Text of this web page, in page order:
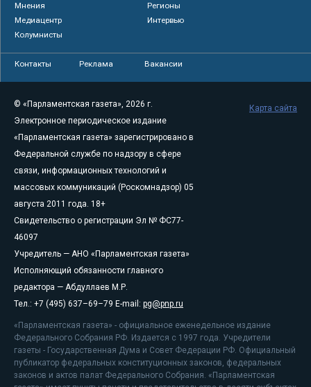
Мнения
Регионы
Медиацентр
Интервью
Колумнисты
Контакты Реклама Вакансии
© «Парламентская газета», 2026 г.
Электронное периодическое издание
«Парламентская газета» зарегистрировано в
Федеральной службе по надзору в сфере
связи, информационных технологий и
массовых коммуникаций (Роскомнадзор) 05
августа 2011 года. 18+
Свидетельство о регистрации Эл № ФС77-
46097
Учредитель — АНО «Парламентская газета»
Исполняющий обязанности главного
редактора — Абдуллаев М.Р.
Тел.: +7 (495) 637–69–79 E-mail: pg@pnp.ru
«Парламентская газета» - официальное еженедельное издание
Федерального Собрания РФ. Издается с 1997 года. Учредители
газеты - Государственная Дума и Совет Федерации РФ. Официальный
публикатор федеральных конституционных законов, федеральных
законов и актов палат Федерального Собрания. «Парламентская
Карта сайта